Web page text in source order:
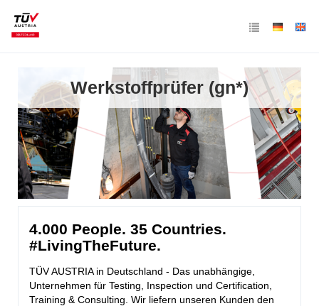
Werkstoffprüfer (gn*)
4.000 People. 35 Countries.
#LivingTheFuture.
TÜV AUSTRIA in Deutschland - Das unabhängige,
Unternehmen für Testing, Inspection und Certification,
Training & Consulting. Wir liefern unseren Kunden den